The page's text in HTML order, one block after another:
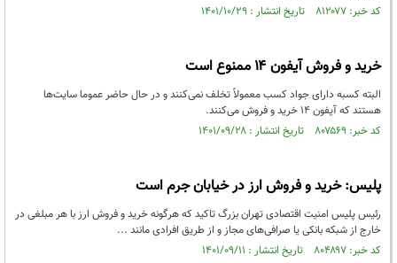
کد خبر: ۸۱۲۰۷۷ تاریخ انتشار : ۱۴۰۱/۱۰/۲۹
خرید و فروش آیفون ۱۴ ممنوع است
البته کسبه دارای جواد کسب معمولاً تخلف نمی‌کنند و در حال حاضر عموما سایت‌ها
هستند که آیفون ۱۴ خرید و فروش می‌کنند.
کد خبر: ۸۰۷۵۶۹ تاریخ انتشار : ۱۴۰۱/۰۹/۲۸
پلیس: خرید و فروش ارز در خیابان جرم است
رئیس پلیس امنیت اقتصادی تهران بزرگ تاکید که هرگونه خرید و فروش ارز با هر مبلغی در
خارج از شبکه بانکی یا صرافی‌های مجاز و از طریق افرادی مانند ...
کد خبر: ۸۰۴۸۹۷ تاریخ انتشار : ۱۴۰۱/۰۹/۱۱